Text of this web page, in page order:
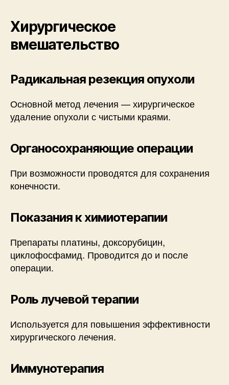
Хирургическое
вмешательство
Радикальная резекция опухоли
Основной метод лечения — хирургическое
удаление опухоли с чистыми краями.
Органосохраняющие операции
При возможности проводятся для сохранения
конечности.
Показания к химиотерапии
Препараты платины, доксорубицин,
циклофосфамид. Проводится до и после
операции.
Роль лучевой терапии
Используется для повышения эффективности
хирургического лечения.
Иммунотерапия